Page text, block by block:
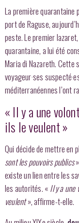
La première quarantaine
port de Raguse,
peste. Le premier
quarantaine, a lui été
Maria di Nazareth.
voyageur·ses
méditerranéennes l’ont
« Il y a une
ils le veulent »
Qui décide de mettre en
sont les pouvoirs publics
existe un lien entre les
les autorités. « Il y a une
veulent», affirme-t-elle.